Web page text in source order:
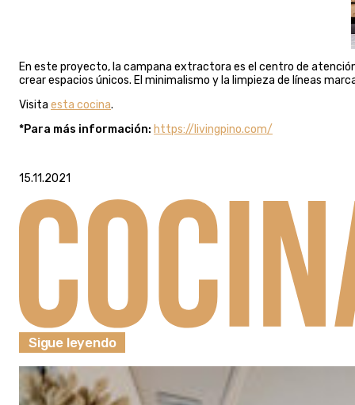
En este proyecto, la campana extractora es el centro de
crear espacios únicos. El minimalismo y la limpieza de líneas
Visita esta cocina.
*Para más información: https://livingpino.com/
15.11.2021
Sigue leyendo